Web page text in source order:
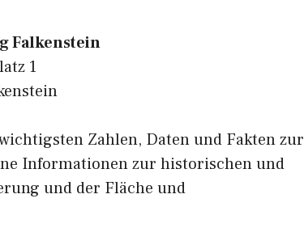
Falkenstein
1
Zahlen, Daten und Fakten zur
Informationen zur historischen und
und der Fläche und